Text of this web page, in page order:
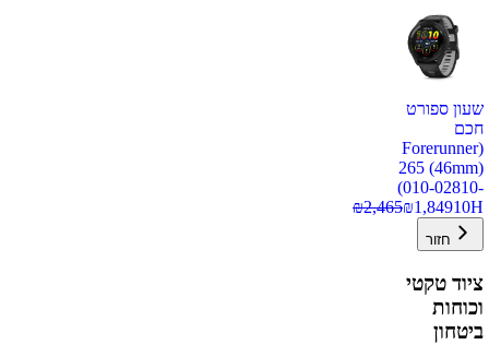
שעון ספורט
חכם
(Forerunner
265 (46mm)
(010-02810-
10H
₪1,849
₪2,465
חזור
ציוד טקטי
וכוחות
ביטחון